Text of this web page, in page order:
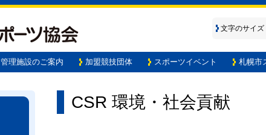
文字のサイズ
管理施設のご案内 加盟競技団体 スポーツイベント 札幌市
CSR 環境・社会貢献